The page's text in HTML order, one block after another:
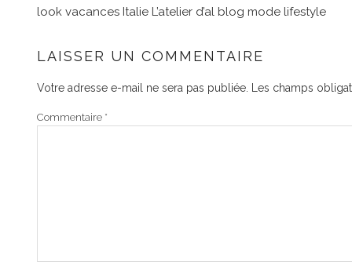
look vacances Italie L’atelier d’al blog mode lifestyle
LAISSER UN COMMENTAIRE
Votre adresse e-mail ne sera pas publiée. Les champs
Commentaire *